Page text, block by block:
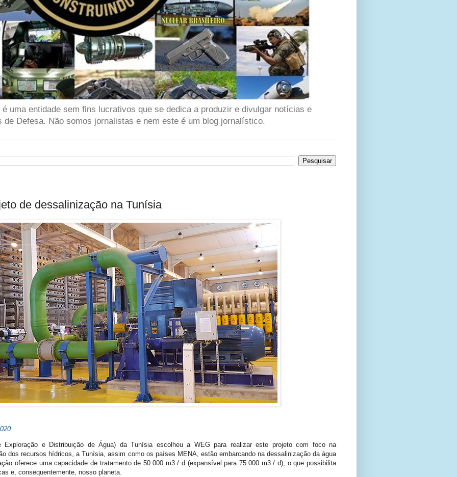
é uma entidade sem fins lucrativos que se dedica a produzir e divulgar notícias e
de Defesa. Não somos jornalistas e nem este é um blog jornalístico.
de dessalinização na Tunísia
Exploração e Distribuição de Água) da Tunísia escolheu a WEG para realizar este projeto com foco na
dos recursos hídricos, a Tunísia, assim como os países MENA, estão embarcando na dessalinização da água
oferece uma capacidade de tratamento de 50.000 m3 / d (expansível para 75.000 m3 / d), o que possibilita
e, consequentemente, nosso planeta.